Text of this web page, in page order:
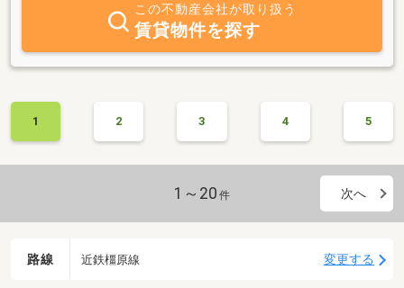
この不動産会社が取り扱う
賃貸物件を探す
1 2 3 4 5
1～20 件 次へ
路線 近鉄橿原線 変更する